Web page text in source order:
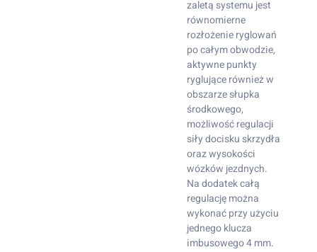
zaletą systemu jest
równomierne
rozłożenie ryglowań
po całym obwodzie,
aktywne punkty
ryglujące również w
obszarze słupka
środkowego,
możliwość regulacji
siły docisku skrzydła
oraz wysokości
wózków jezdnych.
Na dodatek całą
regulację można
wykonać przy użyciu
jednego klucza
imbusowego 4 mm.